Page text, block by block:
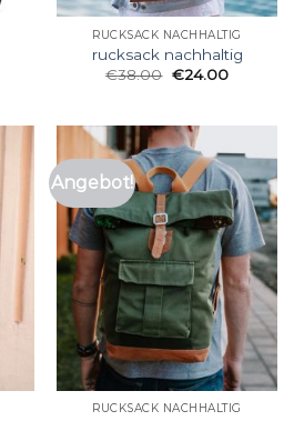
RUCKSACK NACHHALTIG
rucksack nachhaltig
€38.00 €24.00
Angebot!
RUCKSACK NACHHALTIG